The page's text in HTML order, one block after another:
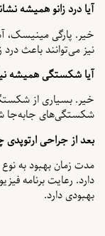
آیا درد زانو همیشه
خیر. پارگی مینیسک،
نیز می‌توانند باعث درد
آیا شکستگی همیشه
خیر. بسیاری از
شکستگی‌های جابه‌جا
بعد از جراحی
مدت زمان بهبود به
دارد. رعایت برنامه
بهبودی دارد.